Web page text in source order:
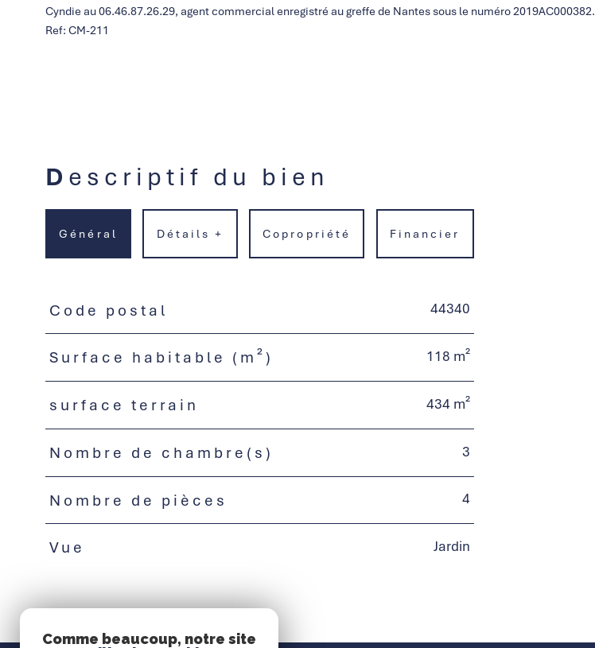
Cyndie au 06.46.87.26.29, agent commercial enregistré au greffe de Nantes sous le numéro 2019AC000382.
Ref: CM-211
Descriptif du bien
Général Détails + Copropriété Financier
TRAD_PAMPERO_Caracteristique
Code postal 44340
Surface habitable (m²) 118 m²
surface terrain 434 m²
Nombre de chambre(s) 3
Nombre de pièces 4
Vue Jardin
Comme beaucoup, notre site